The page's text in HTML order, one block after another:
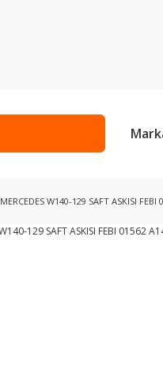
MERCEDES W140-129 SAFT ASKISI FEBI